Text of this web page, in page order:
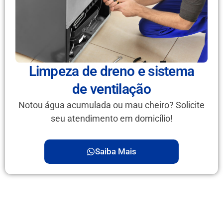
Limpeza de dreno e sistema
de ventilação
Notou água acumulada ou mau cheiro? Solicite
seu atendimento em domicílio!
Saiba Mais